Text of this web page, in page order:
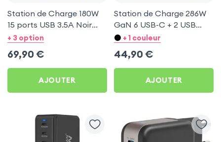
Station de Charge 180W
15 ports USB 3.5A Noir
pour Google Pixel 4
+ 3 option
69,90 €
AJOUTER
Station de Charge 286W
GaN 6 USB-C + 2 USB
Blanc pour Google Pixel 4
+ 1 couleur
44,90 €
AJOUTER